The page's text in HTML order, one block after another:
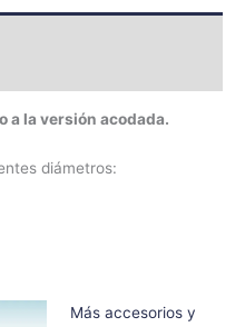
a la versión acodada.
diámetros:
Más accesorios y